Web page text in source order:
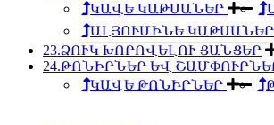
ԿԱՎԵ ԿԱԹՍԱՆԵՐ
ԱԼՅՈՒՄԻՆԵ ԿԱԹՍԱՆԵՐ
23.ՁՈՒԿ ԽՈՐՈՎԵԼՈՒ ՑԱՆՑԵՐ
24.ԹՈՆԻՐՆԵՐ ԵՎ
ԿԱՎԵ ԹՈՆԻՐՆԵՐ